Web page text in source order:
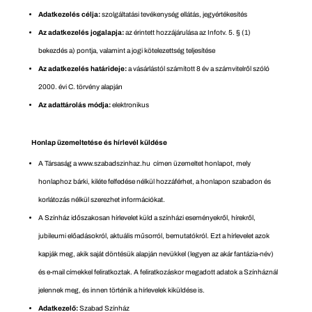
Adatkezelés célja:szolgáltatási tevékenység ellátás, jegyértékesítés
Az adatkezelés jogalapja:az érintett hozzájárulása az Infotv. 5. § (1)
bekezdés a) pontja, valamint a jogi kötelezettség teljesítése
Az adatkezelés határideje:a vásárlástól számított 8 év a számvitelről szóló
2000. évi C. törvény alapján
Az adattárolás módja:elektronikus
Honlap üzemeltetése és hírlevél küldése
A Társaság a www.szabadszinhaz.hu címen üzemeltet honlapot, mely
honlaphoz bárki, kiléte felfedése nélkül hozzáférhet, a honlapon szabadon és
korlátozás nélkül szerezhet információkat.
A Színház időszakosan hírlevelet küld a színházi eseményekről, hírekről,
jubileumi előadásokról, aktuális műsorról, bemutatókról. Ezt a hírlevelet azok
kapják meg, akik saját döntésük alapján nevükkel (legyen az akár fantázia-név)
és e-mail címekkel feliratkoztak. A feliratkozáskor megadott adatok a Színháznál
jelennek meg, és innen történik a hírlevelek kiküldése is.
Adatkezelő:Szabad Színház